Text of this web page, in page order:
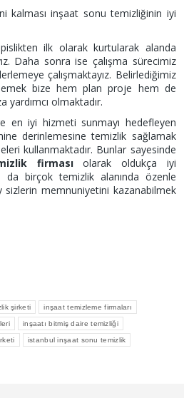
kalması inşaat sonu temizliğinin iyi
ilk olarak kurtularak alanda
Daha sonra ise çalışma sürecimiz
çalışmaktayız. Belirlediğimiz
bize hem plan proje hem de
yardımcı olmaktadır.
en iyi hizmeti sunmayı hedefleyen
derinlemesine temizlik sağlamak
kullanmaktadır. Bunlar sayesinde
firmasıolarak oldukça iyi
da birçok temizlik alanında özenle
memnuniyetini kazanabilmek
şirketi inşaat temizleme firmaları
inşaatı bitmiş daire temizliği
istanbul inşaat sonu temizlik